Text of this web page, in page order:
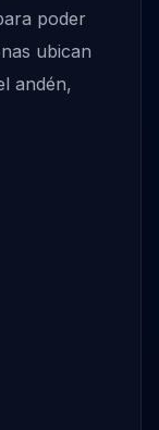
poder
ubican
andén,